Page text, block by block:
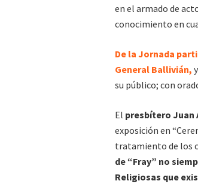
en el armado de
conocimiento en
De la Jornada
General Ballivián,
su público; con
El presbítero Juan
exposición en
tratamiento de los
de “Fray” no
Religiosas que